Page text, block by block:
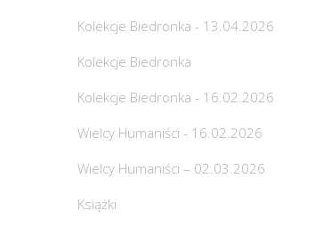
Kolekcje Biedronka - 13.04.2026
Kolekcje Biedronka
Kolekcje Biedronka - 16.02.2026
Wielcy Humaniści - 16.02.2026
Wielcy Humaniści – 02.03.2026
Książki